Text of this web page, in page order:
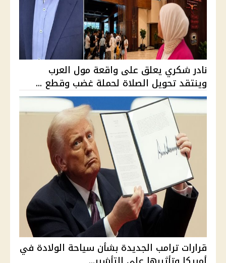
نادر شكري يعلق على واقعة مول العرب
وينتقد تحويل الصلاة لحملة غضب وقطع ...
قرارات ترامب الجديدة بشأن سياحة الولادة في